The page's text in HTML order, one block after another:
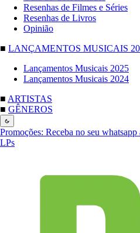
Resenhas de Filmes e Séries
Resenhas de Livros
Opinião
■ LANÇAMENTOS MUSICAIS
Lançamentos Musicais 2025
Lançamentos Musicais 2024
■ ARTISTAS
■ GÊNEROS
Promoções: Receba no seu
LPs